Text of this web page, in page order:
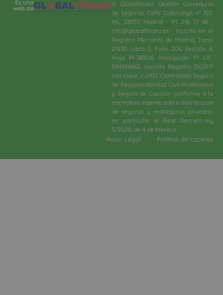
Es una
web de
© Globalfinanz Gestión Correduría
de Seguros. Calle Caleruega, nº 102,
9A, 28033 Madrid · 91 218 21 86 ·
info@globalfinanz.es · Inscrita en el
Registro Mercantil de Madrid, Tomo
21530, Libro 0, Folio 206, Sección 8,
Hoja M-383016. Inscripción 1.ª. CIF.
B84396662. Inscrita Registro DGSFP
con clave J-2437. Contratado Seguro
de Responsabilidad Civil Profesional
y Seguro de Caución conforme a la
normativa vigente sobre distribución
de seguros y reaseguros privados,
en particular al Real Decreto-ley
3/2020, de 4 de febrero.​
Aviso Legal Política de cookies